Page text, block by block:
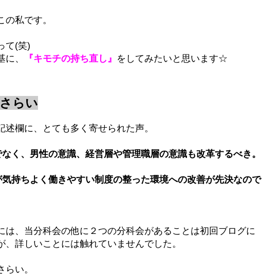
の私です。
て(笑)
、
『キモチの持ち直し』 をしてみたいと思います☆
らい
述欄に、とても多く寄せられた声。
く、男性の意識、経営層や管理職層の意識も改革するべき。
持ちよく働きやすい制度の整った環境への改善が先決なので
は、当分科会の他に２つの分科会があることは初回ブログに
、詳しいことには触れていませんでした。
い。